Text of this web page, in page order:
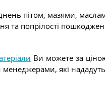
пітом, мазями,
та попрілості
Ви можете за
які